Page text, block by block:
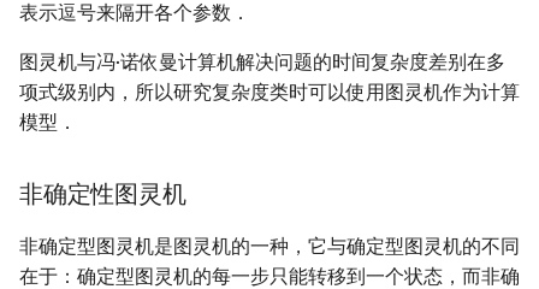
表示逗号来隔开各个参数．
图灵机与冯·诺依曼计算机解决问题的时间复杂度差别在多
项式级别内，所以研究复杂度类时可以使用图灵机作为计算
模型．
非确定性图灵机
非确定型图灵机是图灵机的一种，它与确定型图灵机的不同
在于：确定型图灵机的每一步只能转移到一个状态，而非确